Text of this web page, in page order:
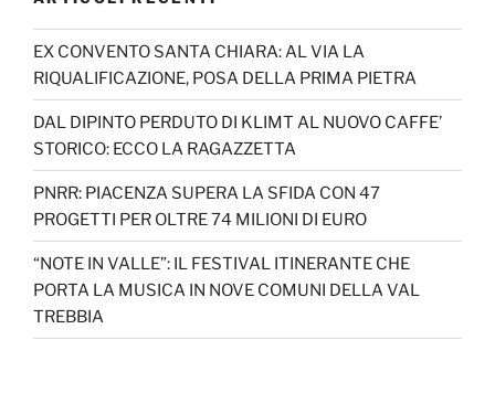
EX CONVENTO SANTA CHIARA: AL VIA LA
RIQUALIFICAZIONE, POSA DELLA PRIMA PIETRA
DAL DIPINTO PERDUTO DI KLIMT AL NUOVO CAFFE’
STORICO: ECCO LA RAGAZZETTA
PNRR: PIACENZA SUPERA LA SFIDA CON 47
PROGETTI PER OLTRE 74 MILIONI DI EURO
“NOTE IN VALLE”: IL FESTIVAL ITINERANTE CHE
PORTA LA MUSICA IN NOVE COMUNI DELLA VAL
TREBBIA